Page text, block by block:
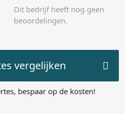
Dit bedrijf heeft nog geen
beoordelingen.
vergelijken
bespaar op de kosten!